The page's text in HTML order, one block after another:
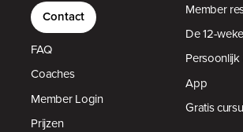
Contact
FAQ
Coaches
Member Login
Prijzen
Member
De 12-
App
Gratis